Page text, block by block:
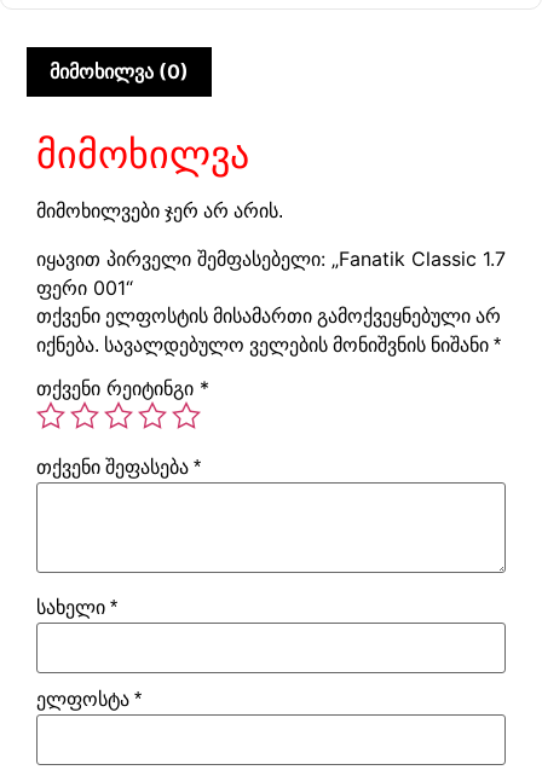
მიმოხილვა (0)
მიმოხილვა
მიმოხილვები ჯერ არ არის.
იყავით პირველი შემფასებელი: „Fanatik Classic 1.7
ფერი 001“
თქვენი ელფოსტის მისამართი გამოქვეყნებული არ
იქნება. სავალდებულო ველების მონიშვნის ნიშანი *
თქვენი რეიტინგი *
თქვენი შეფასება *
სახელი *
ელფოსტა *